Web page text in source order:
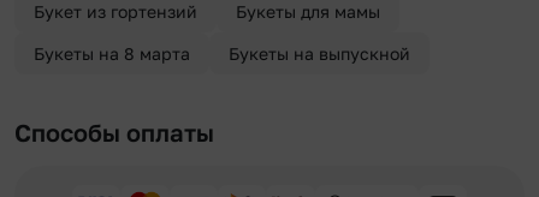
Букет из гортензий Букеты для мамы
Букеты на 8 марта Букеты на выпускной
Способы оплаты